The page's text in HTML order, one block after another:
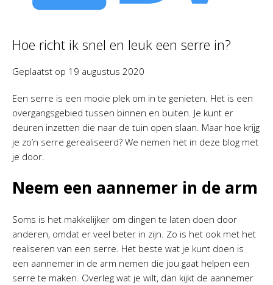
Hoe richt ik snel en leuk een serre in?
Geplaatst op 19 augustus 2020
Een serre is een mooie plek om in te genieten. Het is een
overgangsgebied tussen binnen en buiten. Je kunt er
deuren inzetten die naar de tuin open slaan. Maar hoe krijg
je zo’n serre gerealiseerd? We nemen het in deze blog met
je door.
Neem een aannemer in de arm
Soms is het makkelijker om dingen te laten doen door
anderen, omdat er veel beter in zijn. Zo is het ook met het
realiseren van een serre. Het beste wat je kunt doen is
een aannemer in de arm nemen die jou gaat helpen een
serre te maken. Overleg wat je wilt, dan kijkt de aannemer